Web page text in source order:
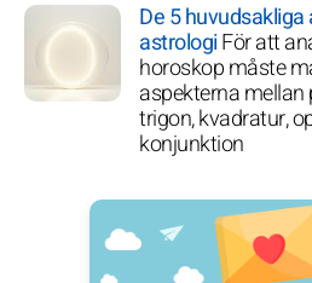
De 5
astrologiFör att
horoskop måste
aspekterna mellan
trigon, kvadratur,
konjunktion